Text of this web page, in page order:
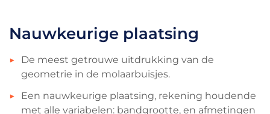
Nauwkeurige plaatsing
De meest getrouwe uitdrukking van de
geometrie in de molaarbuisjes.
Een nauwkeurige plaatsing, rekening houdende
met alle variabelen: bandgrootte, en afmetingen